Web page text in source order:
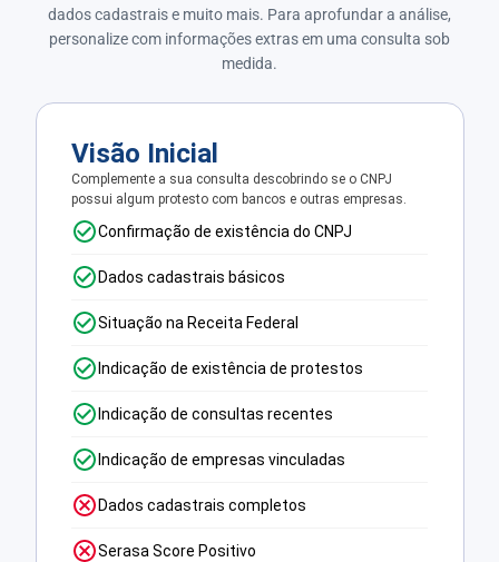
dados cadastrais e muito mais. Para aprofundar a análise,
personalize com informações extras em uma consulta sob
medida.
Visão Inicial
Complemente a sua consulta descobrindo se o CNPJ
possui algum protesto com bancos e outras empresas.
Confirmação de existência do CNPJ
Dados cadastrais básicos
Situação na Receita Federal
Indicação de existência de protestos
Indicação de consultas recentes
Indicação de empresas vinculadas
Dados cadastrais completos
Serasa Score Positivo